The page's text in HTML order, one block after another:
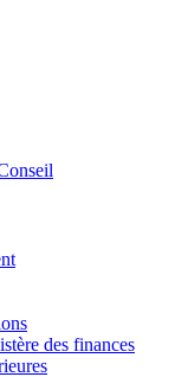
des finances